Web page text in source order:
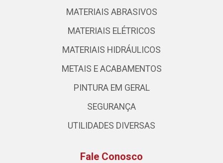
MATERIAIS ABRASIVOS
MATERIAIS ELÉTRICOS
MATERIAIS HIDRÁULICOS
METAIS E ACABAMENTOS
PINTURA EM GERAL
SEGURANÇA
UTILIDADES DIVERSAS
Fale Conosco